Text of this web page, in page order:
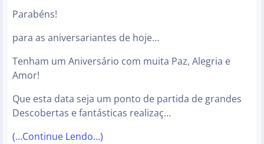
Parabéns!
para as aniversariantes de hoje…
Tenham um Aniversário com muita Paz, Alegria e
Amor!
Que esta data seja um ponto de partida de grandes
Descobertas e fantásticas realizaç…
(…Continue Lendo…)